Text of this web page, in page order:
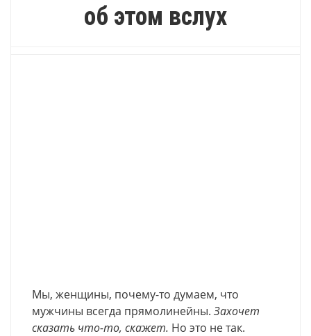
об этом вслух
Мы, женщины, почему-то думаем, что
мужчины всегда прямолинейны. Захочет
сказать что-то, скажет. Но это не так.